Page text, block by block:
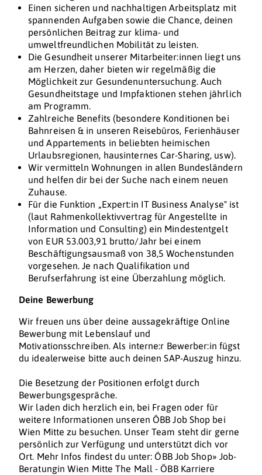
Einen sicheren und nachhaltigen Arbeitsplatz mit
spannenden Aufgaben sowie die Chance, deinen
persönlichen Beitrag zur klima- und
umweltfreundlichen Mobilität zu leisten.
Die Gesundheit unserer Mitarbeiter:innen liegt uns
am Herzen, daher bieten wir regelmäßig die
Möglichkeit zur Gesundenuntersuchung. Auch
Gesundheitstage und Impfaktionen stehen jährlich
am Programm.
Zahlreiche Benefits (besondere Konditionen bei
Bahnreisen & in unseren Reisebüros, Ferienhäuser
und Appartements in beliebten heimischen
Urlaubsregionen, hausinternes Car-Sharing, usw).
Wir vermitteln Wohnungen in allen Bundesländern
und helfen dir bei der Suche nach einem neuen
Zuhause.
Für die Funktion „Expert:in IT Business Analyse" ist
(laut Rahmenkollektivvertrag für Angestellte in
Information und Consulting) ein Mindestentgelt
von EUR 53.003,91 brutto/Jahr bei einem
Beschäftigungsausmaß von 38,5 Wochenstunden
vorgesehen. Je nach Qualifikation und
Berufserfahrung ist eine Überzahlung möglich.
Deine Bewerbung
Wir freuen uns über deine aussagekräftige Online
Bewerbung mit Lebenslauf und
Motivationsschreiben. Als interne:r Bewerber:in fügst
du idealerweise bitte auch deinen SAP-Auszug hinzu.
Die Besetzung der Positionen erfolgt durch
Bewerbungsgespräche.
Wir laden dich herzlich ein, bei Fragen oder für
weitere Informationen unseren ÖBB Job Shop bei
Wien Mitte zu besuchen. Unser Team steht dir gerne
persönlich zur Verfügung und unterstützt dich vor
Ort. Mehr Infos findest du unter: ÖBB Job Shop» Job-
Beratungin Wien Mitte The Mall - ÖBB Karriere